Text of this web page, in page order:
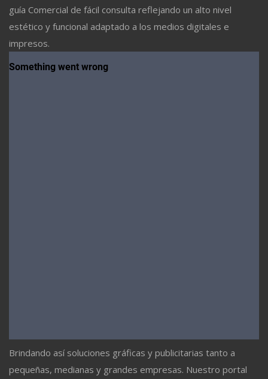
guía Comercial de fácil consulta reflejando un alto nivel
estético y funcional adaptado a los medios digitales e
impresos.
Brindando así soluciones gráficas y publicitarias tanto a
pequeñas, medianas y grandes empresas. Nuestro portal